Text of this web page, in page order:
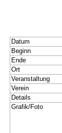
Datum
Beginn
Ende
Ort
Veranstaltung
Verein
Details
Grafik/Foto